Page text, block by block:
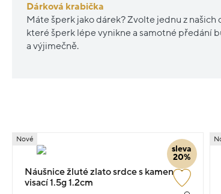
Dárková krabička
Máte šperk jako dárek? Zvolte jednu z
které šperk lépe vynikne a samotné předání
a výjimečně.
sleva
20%
Nové
Náušnice žluté zlato srdce s kamenem
visací 1.5g 1.2cm